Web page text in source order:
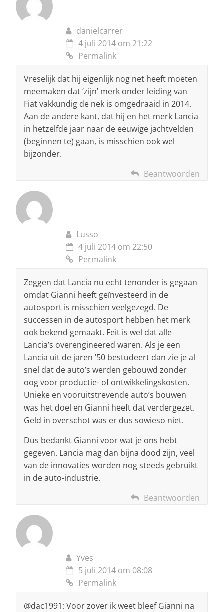
danielcarrer
4 juli 2014 om 21:22
Permalink
Vreselijk dat hij eigenlijk nog net heeft moeten
meemaken dat ‘zijn’ merk onder leiding van
Fiat vakkundig de nek is omgedraaid in 2014.
Aan de andere kant, dat hij en het merk Lancia
in hetzelfde jaar naar de eeuwige jachtvelden
(beginnen te) gaan, is misschien ook wel
bijzonder.
Beantwoorden
Lusso
4 juli 2014 om 22:50
Permalink
Zeggen dat Lancia nu echt tenonder is gegaan
omdat Gianni heeft geïnvesteerd in de
autosport is misschien veelgezegd. De
successen in de autosport hebben het merk
ook bekend gemaakt. Feit is wel dat alle
Lancia’s overengineered waren. Als je een
Lancia uit de jaren ’50 bestudeert dan zie je al
snel dat de auto’s werden gebouwd zonder
oog voor productie- of ontwikkelingskosten.
Unieke en vooruitstrevende auto’s bouwen
was het doel en Gianni heeft dat verdergezet.
Geld in overschot was er dus sowieso niet.
Dus bedankt Gianni voor wat je ons hebt
gegeven. Lancia mag dan bijna dood zijn, veel
van de innovaties worden nog steeds gebruikt
in de auto-industrie.
Beantwoorden
Yves
5 juli 2014 om 08:08
Permalink
@dac1991: Voor zover ik weet bleef Gianni na